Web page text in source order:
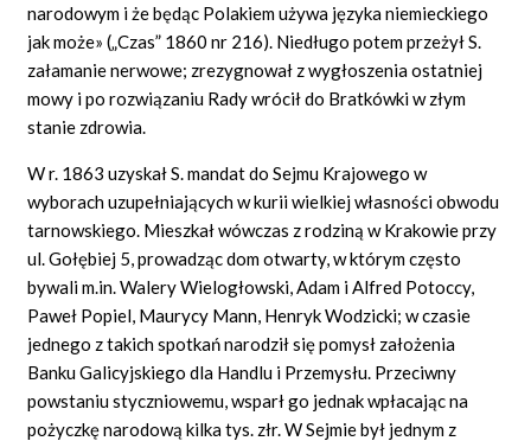
narodowym i że będąc Polakiem używa języka niemieckiego
jak może» („Czas” 1860 nr 216). Niedługo potem przeżył S.
załamanie nerwowe; zrezygnował z wygłoszenia ostatniej
mowy i po rozwiązaniu Rady wrócił do Bratkówki w złym
stanie zdrowia.
W r. 1863 uzyskał S. mandat do Sejmu Krajowego w
wyborach uzupełniających w kurii wielkiej własności obwodu
tarnowskiego. Mieszkał wówczas z rodziną w Krakowie przy
ul. Gołębiej 5, prowadząc dom otwarty, w którym często
bywali m.in. Walery Wielogłowski, Adam i Alfred Potoccy,
Paweł Popiel, Maurycy Mann, Henryk Wodzicki; w czasie
jednego z takich spotkań narodził się pomysł założenia
Banku Galicyjskiego dla Handlu i Przemysłu. Przeciwny
powstaniu styczniowemu, wsparł go jednak wpłacając na
pożyczkę narodową kilka tys. złr. W Sejmie był jednym z